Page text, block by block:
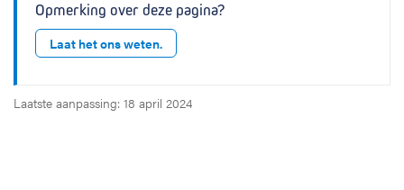
Opmerking over deze pagina?
Laat het ons weten.
Laatste aanpassing: 18 april 2024